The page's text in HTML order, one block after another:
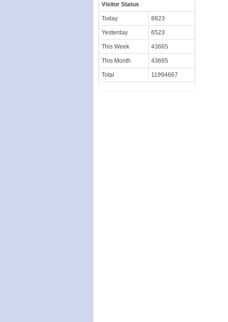
Visitor Status
Today 8823
Yesterday 6523
This Week 43665
This Month 43665
Total 11994667